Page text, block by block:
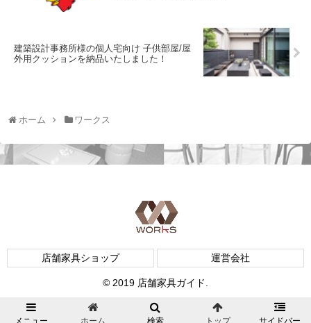
建築設計事務所様の個人宅向け 子供部屋/屋
外用クッションを納品いたしました！
ホーム ワークス
店舗家具ショップ 運営会社
© 2019 店舗家具ガイド.
メニュー ホーム 検索 トップ サイドバー